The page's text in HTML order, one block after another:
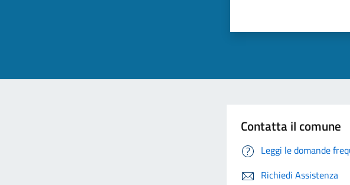
Contatta il comune
Leggi le domande
Richiedi Assistenza